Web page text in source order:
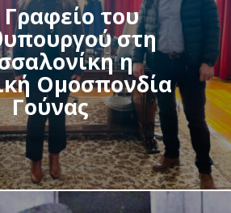
Γραφείο του
στη
η
Ομοσπονδία
Γούνας